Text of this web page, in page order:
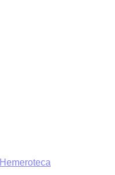
Hemeroteca